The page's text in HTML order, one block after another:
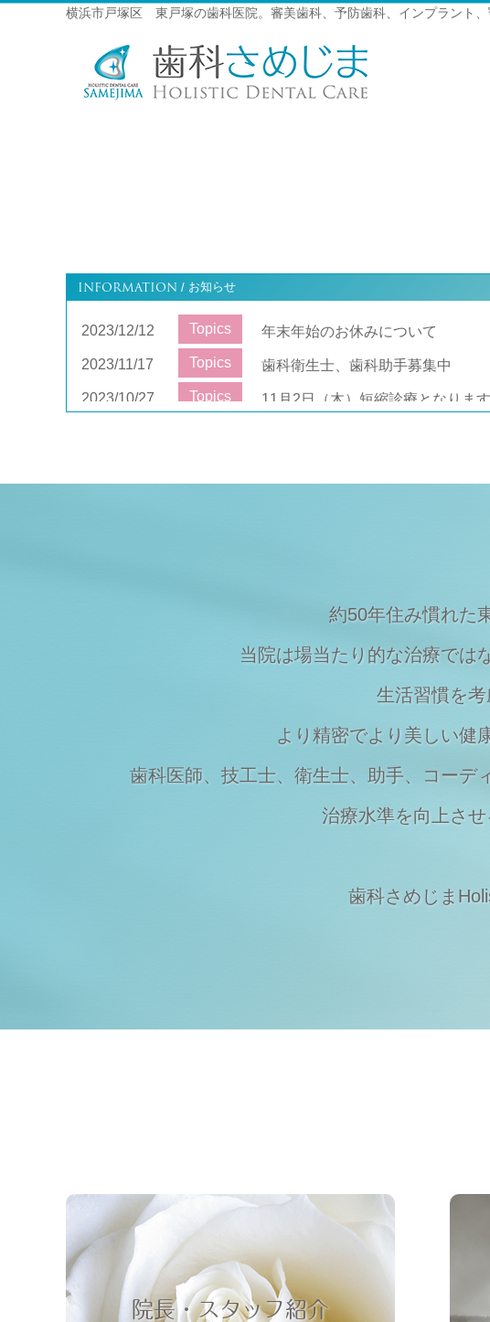
横浜市戸塚区 東戸塚の歯科医院。審美歯科、予防歯科、インプラント、
INFORMATION / お知らせ
2023/12/12 Topics 年末年始のお休みについて
2023/11/17 Topics 歯科衛生士、歯科助手募集中
2023/10/27 Topics 11月2日（木）短縮診療となります
約50年住み慣れた
当院は場当たり的な治療では
生活習慣を考
より精密でより美しい健
歯科医師、技工士、衛生士、助手、
コーデ
治療水準を向上さ
歯科さめじま
院長・スタッフ紹介